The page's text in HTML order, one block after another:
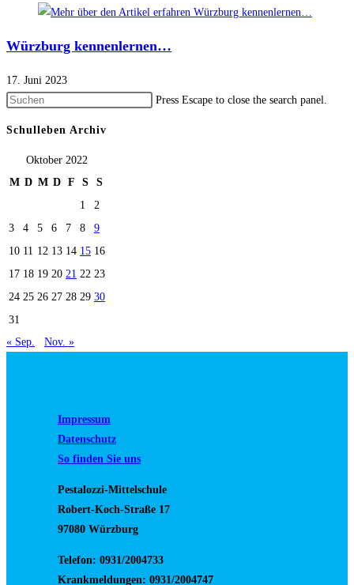
Würzburg kennenlernen…
17. Juni 2023
Press Escape to close the search panel.
Schulleben Archiv
Oktober 2022
M D M D F S
S
1
2
3
4 5 6 7 8
9
10 11 12 13 14 15 16
17 18 19 20 21 22 23
24 25 26 27 28 29 30
31
« Sep.
Nov. »
Impressum
Datenschutz
So finden Sie uns
Pestalozzi-Mittelschule
Robert-Koch-Straße 17
97080 Würzburg
Telefon: 0931/2004733
Krankmeldungen: 0931/2004747